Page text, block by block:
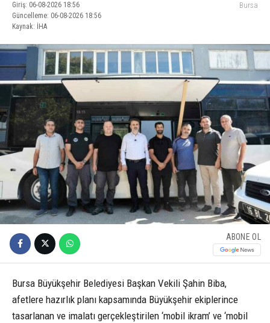
Giriş: 06-08-2026 18:56
Güncelleme: 06-08-2026 18:56
Kaynak: İHA
Bursa
ABONE OL
Bursa Büyükşehir Belediyesi Başkan Vekili Şahin Biba,
afetlere hazırlık planı kapsamında Büyükşehir ekiplerince
tasarlanan ve imalatı gerçekleştirilen ‘mobil ikram’ ve ‘mobil